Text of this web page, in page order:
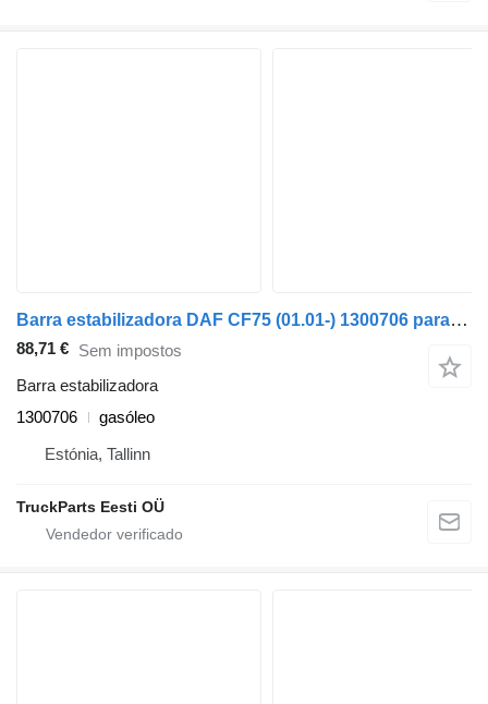
Barra estabilizadora DAF CF75 (01.01-) 1300706 para camião tractor DAF LF45, LF55, LF180, CF65, CF75, CF85 (2001-)
88,71 € Sem impostos
Barra estabilizadora
1300706
gasóleo
Estónia, Tallinn
TruckParts Eesti OÜ